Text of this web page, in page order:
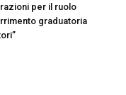
per il ruolo
graduatoria